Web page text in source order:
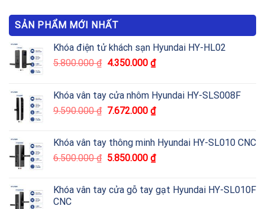
SẢN PHẨM MỚI NHẤT
Khóa điện tử khách sạn Hyundai HY-HL02
5.800.000₫ 4.350.000 ₫
Khóa vân tay cửa nhôm Hyundai HY-SLS008F
9.590.000₫ 7.672.000 ₫
Khóa vân tay thông minh Hyundai HY-SL010 CNC
6.500.000₫ 5.850.000 ₫
Khóa vân tay cửa gỗ tay gạt Hyundai HY-SL010F
CNC